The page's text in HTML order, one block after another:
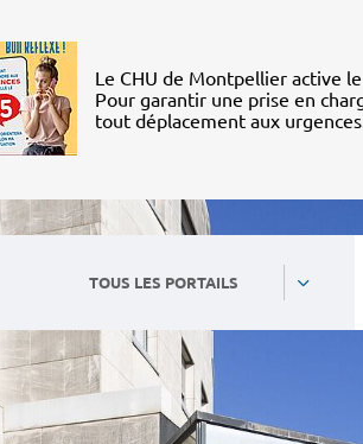
Le CHU de Montpellier active
Pour garantir une prise en
tout déplacement aux
TOUS LES PORTAILS